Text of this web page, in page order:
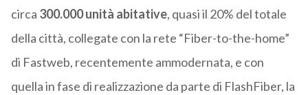
circa 300.000 unità abitative, quasi il 20% del totale
della città, collegate con la rete “Fiber-to-the-home”
di Fastweb, recentemente ammodernata, e con
quella in fase di realizzazione da parte di FlashFiber, la